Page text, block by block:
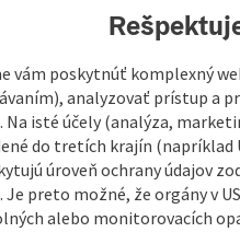
vám poskytnúť komplexný
analyzovať prístup a
Na isté účely (analýza,
do tretích krajín (napríklad
úroveň ochrany údajov
Je preto možné, že orgány v
alebo monitorovacích